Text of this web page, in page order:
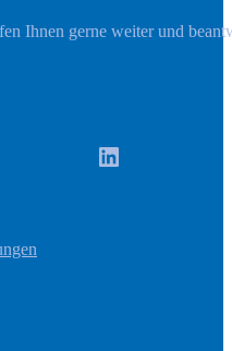
Ihnen gerne weiter und
LinkedIn